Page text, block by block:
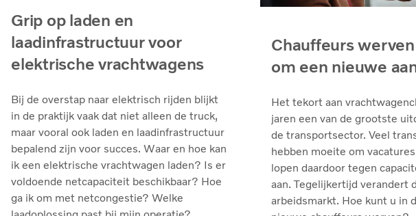
Grip op laden en
laadinfrastructuur voor
elektrische vrachtwagens
Bij de overstap naar elektrisch rijden blijkt
in de praktijk vaak dat niet alleen de truck,
maar vooral ook laden en laadinfrastructuur
bepalend zijn voor succes. Waar en hoe kan
ik een elektrische vrachtwagen laden? Is er
voldoende netcapaciteit beschikbaar? Hoe
ga ik om met netcongestie? Welke
Chauffeurs
om een nieuwe
Het tekort aan
jaren een van de grootste
de transportsector. Veel
hebben moeite om
lopen daardoor tegen
aan. Tegelijkertijd verandert
arbeidsmarkt. Hoe kunt u in